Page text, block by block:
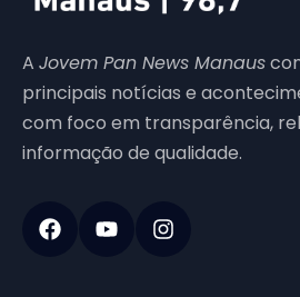
A Jovem Pan News Manaus
principais notícias e
com foco em transparência,
informação de qualidade.